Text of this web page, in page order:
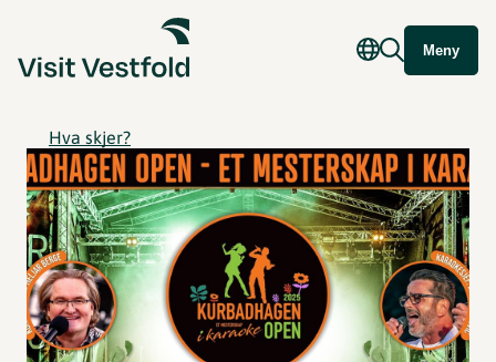
Meny
Hva skjer?